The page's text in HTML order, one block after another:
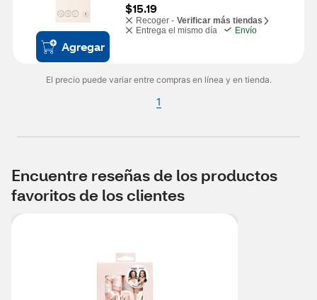
Agregar
$15.19
Recoger - Verificar más tiendas
Entrega el mismo día
Envío
El precio puede variar entre compras en línea y en tienda.
1
Encuentre reseñas de los productos
favoritos de los clientes